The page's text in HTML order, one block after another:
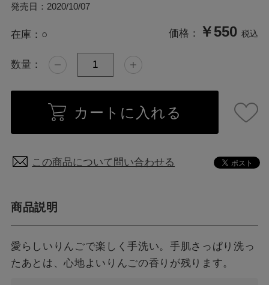
発売日： 2020/10/07
在庫： ○ 価格： ￥550 税込
数量：
カートに入れる
この商品について問い合わせる
商品説明
愛らしいりんごで楽しく手洗い。手肌さっぱり洗っ
たあとは、心地よいりんごの香りが残ります。